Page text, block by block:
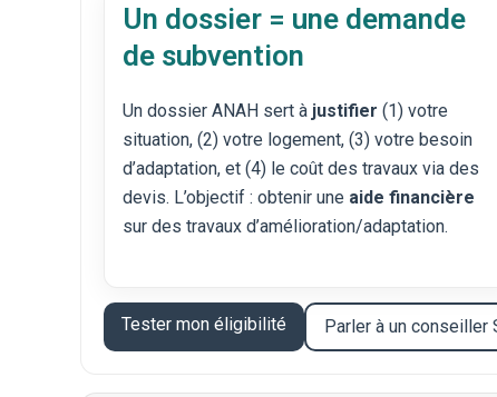
Un dossier = une demande
de subvention
Un dossier ANAH sert à justifier (1) votre
situation, (2) votre logement, (3) votre besoin
d’adaptation, et (4) le coût des travaux via des
devis. L’objectif : obtenir une aide financière
sur des travaux d’amélioration/adaptation.
Tester mon éligibilité Parler à un conseiller